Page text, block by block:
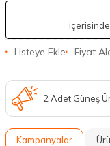
Listeye Ekle Fiyat
2 Adet Güneş
Kampanyalar